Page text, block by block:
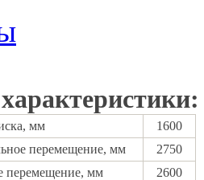
мм
1600
перемещение, мм
2750
перемещение, мм
2600